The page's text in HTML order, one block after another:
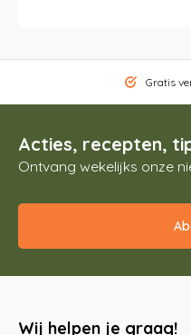
Gratis
Acties, recepten,
Ontvang wekelijks onze
Wij helpen je graag!